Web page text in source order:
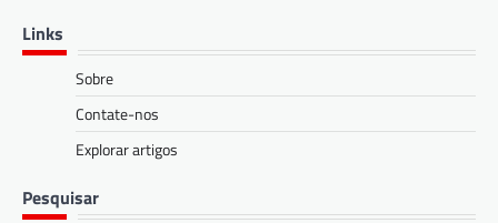
Links
Sobre
Contate-nos
Explorar artigos
Pesquisar